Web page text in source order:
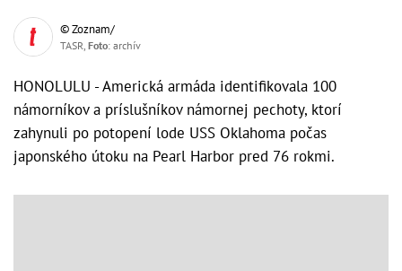
© Zoznam/
TASR, Foto: archív
HONOLULU - Americká armáda identifikovala 100
námorníkov a príslušníkov námornej pechoty, ktorí
zahynuli po potopení lode USS Oklahoma počas
japonského útoku na Pearl Harbor pred 76 rokmi.